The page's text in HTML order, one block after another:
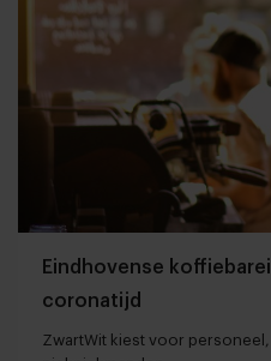
Eindhovense
coronatijd
ZwartWit kiest voor